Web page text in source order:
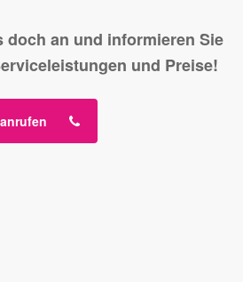
doch an und informieren Sie
und Preise!